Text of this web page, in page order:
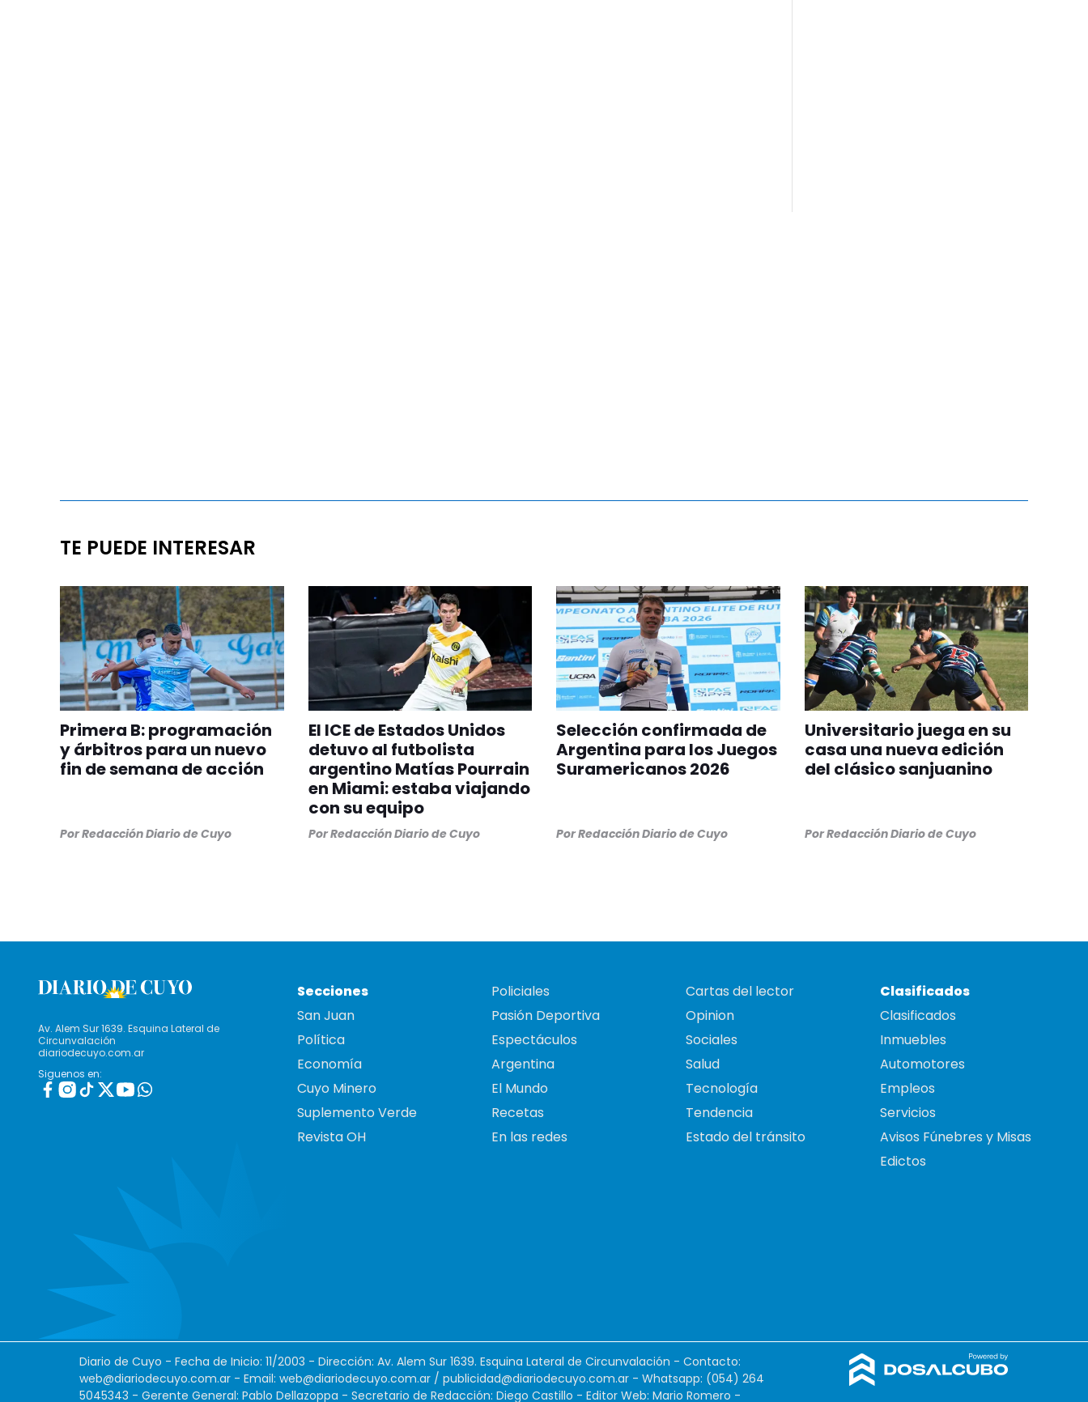
TE PUEDE INTERESAR
Primera B: programación
y árbitros para un nuevo
fin de semana de acción
PorRedacción Diario de Cuyo
El ICE de Estados Unidos
detuvo al futbolista
argentino Matías Pourrain
en Miami: estaba viajando
con su equipo
PorRedacción Diario de Cuyo
Selección confirmada de
Argentina para los Juegos
Suramericanos 2026
PorRedacción Diario de Cuyo
Universitario juega en su
casa una nueva edición
del clásico sanjuanino
PorRedacción Diario de Cuyo
Av. Alem Sur 1639. Esquina Lateral de
Circunvalación
diariodecuyo.com.ar
Siguenos en:
Secciones
San Juan
Política
Economía
Cuyo Minero
Suplemento Verde
Revista OH
Policiales
Pasión Deportiva
Espectáculos
Argentina
El Mundo
Recetas
En las redes
Cartas del lector
Opinion
Sociales
Salud
Tecnología
Tendencia
Estado del tránsito
Clasificados
Clasificados
Inmuebles
Automotores
Empleos
Servicios
Avisos Fúnebres y Misas
Edictos
Diario de Cuyo - Fecha de Inicio: 11/2003 - Dirección: Av. Alem Sur 1639. Esquina Lateral de Circunvalación - Contacto:
web@diariodecuyo.com.ar - Email: web@diariodecuyo.com.ar / publicidad@diariodecuyo.com.ar - Whatsapp: (054) 264
5045343 - Gerente General: Pablo Dellazoppa - Secretario de Redacción: Diego Castillo - Editor Web: Mario Romero -